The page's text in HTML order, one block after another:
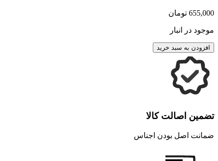
655,000 تومان
موجود در انبار
افزودن به سبد خرید
تضمین اصالت کالا
ضمانت اصل بودن اجناس